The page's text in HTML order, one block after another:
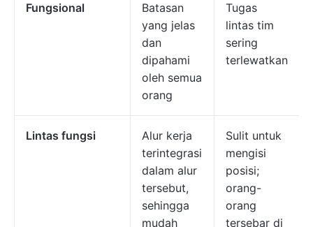
Fungsional
Batasan
yang jelas
dan
dipahami
oleh semua
orang
Tugas
lintas tim
sering
terlewatkan
Lintas fungsi
Alur kerja
terintegrasi
dalam alur
tersebut,
sehingga
mudah
Sulit untuk
mengisi
posisi;
orang-
orang
tersebar di